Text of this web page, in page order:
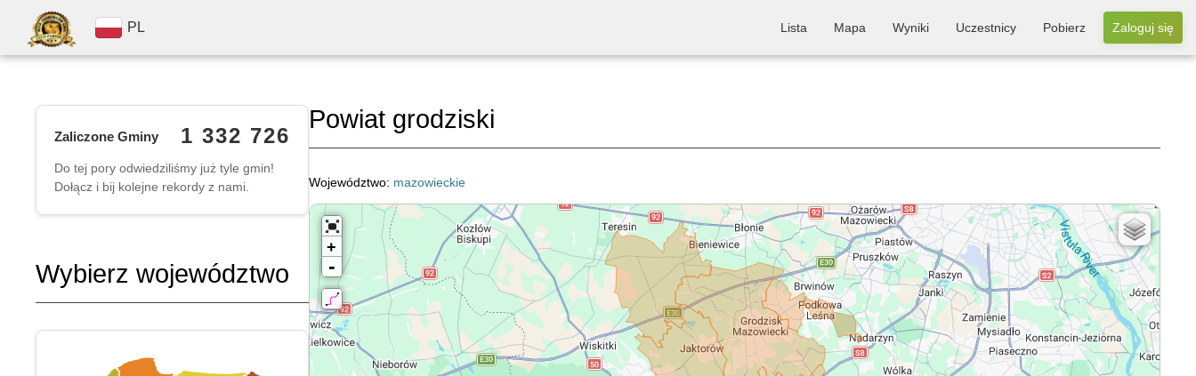
PL Lista Mapa Wyniki Uczestnicy Pobierz Zaloguj się
Zaliczone Gminy 1 332 726
Do tej pory odwiedziliśmy już tyle gmin!
Dołącz i bij kolejne rekordy z nami.
Wybierz województwo
Powiat grodziski
Województwo: mazowieckie
+
-